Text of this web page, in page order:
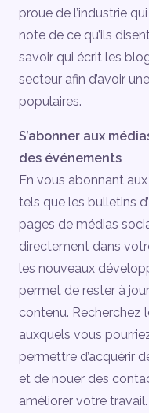
proue de l’industrie
note de ce qu’ils
savoir qui écrit les
secteur afin d’avoir
populaires.
S’abonner aux
des événements
En vous abonnant
tels que les bulletins
pages de médias
directement dans
les nouveaux
permet de rester à
contenu. Recherchez
auxquels vous
permettre d’acquérir
et de nouer des
améliorer votre travail.